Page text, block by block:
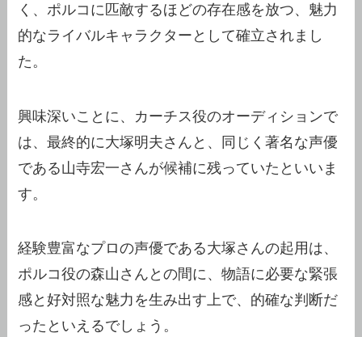
く、ポルコに匹敵するほどの存在感を放つ、魅力
的なライバルキャラクターとして確立されまし
た。
興味深いことに、カーチス役のオーディションで
は、最終的に大塚明夫さんと、同じく著名な声優
である山寺宏一さんが候補に残っていたといいま
す。
経験豊富なプロの声優である大塚さんの起用は、
ポルコ役の森山さんとの間に、物語に必要な緊張
感と好対照な魅力を生み出す上で、的確な判断だ
ったといえるでしょう。